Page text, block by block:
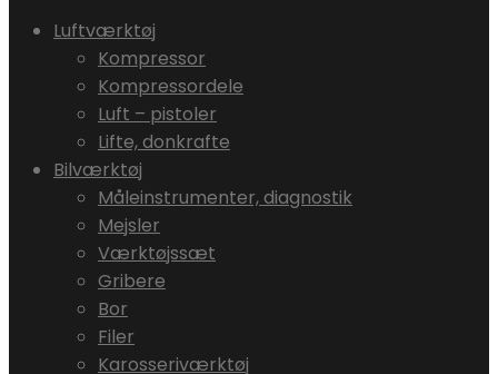
Luftværktøj
Kompressor
Kompressordele
Luft – pistoler
Lifte, donkrafte
Bilværktøj
Måleinstrumenter, diagnostik
Mejsler
Værktøjssæt
Gribere
Bor
Filer
Karosseriværktøj